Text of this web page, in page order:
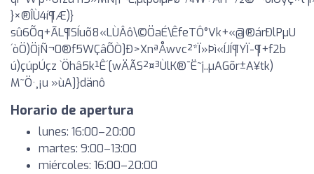
}×®ÎÙ4í¶Æ)}
sû6Õq+ÃL¶SÍuõ8«LÙÂô\©ÖaÉ\ÊfeTÔ°Vk+«@®árÐlPµU
´òÖ)ÖjÑ¬0®f5WÇâÕÒ]Ð>XnªÅwvc²*Ï»Þì«ÍJÍ¶YÏ-¶+f2b
ú)çúpÚçz `Öhâ5k¹Ê´[wÄÃS²¤³ÙlK®¯Ë~j..µAGõr±A¥tk)
M~Ö·¸¡u »ùA]}dänô
Horario de apertura
lunes: 16:00–20:00
martes: 9:00–13:00
miércoles: 16:00–20:00